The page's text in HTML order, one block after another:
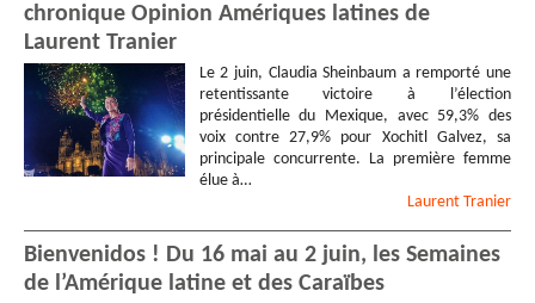
chronique Opinion Amériques latines de
Laurent Tranier
Le 2 juin, Claudia Sheinbaum a remporté une
retentissante victoire à l’élection
présidentielle du Mexique, avec 59,3% des
voix contre 27,9% pour Xochitl Galvez, sa
principale concurrente. La première femme
élue à…
Laurent Tranier
Bienvenidos ! Du 16 mai au 2 juin, les Semaines
de l’Amérique latine et des Caraïbes